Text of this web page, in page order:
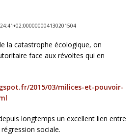
la catastrophe écologique, on
face aux révoltes qui en
2015/03/milices-et-pouvoir-
longtemps un excellent lien entre
sociale.